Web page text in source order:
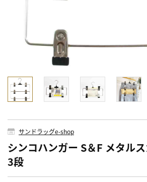
サンドラッグe-shop
シンコハンガー S＆F メタル
3段